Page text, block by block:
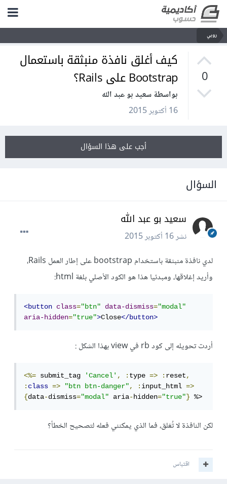
روبي
0
كيف أغلق نافذة منبثقة باستعمال
Bootstrap على Rails؟
بواسطة سعيد بو عبد الله
16 أكتوبر 2015
أجب على هذا السؤال
السؤال
سعيد بو عبد الله
نشر16 أكتوبر 2015
لدي نافذة منبثقة باستخدام bootstrap على إطار العمل Rails،
وأريد إغلاقها، ومبدئيا هذا هو الكود الأصلي بلغة html:
<button class="btn" data-dismiss="modal"
aria-hidden="true">Close</button>
أردت تحويله إلى كود rb في view بهذا الشكل :
<%= submit_tag 'Cancel', :type => :reset,
:class => "btn btn-danger", :input_html =>
{data-dismiss="modal" aria-hidden="true"} %>
لكن النافذة لا تُغلق، فما الذي يمكنني فعله لتصحيح الخطأ؟
اقتباس